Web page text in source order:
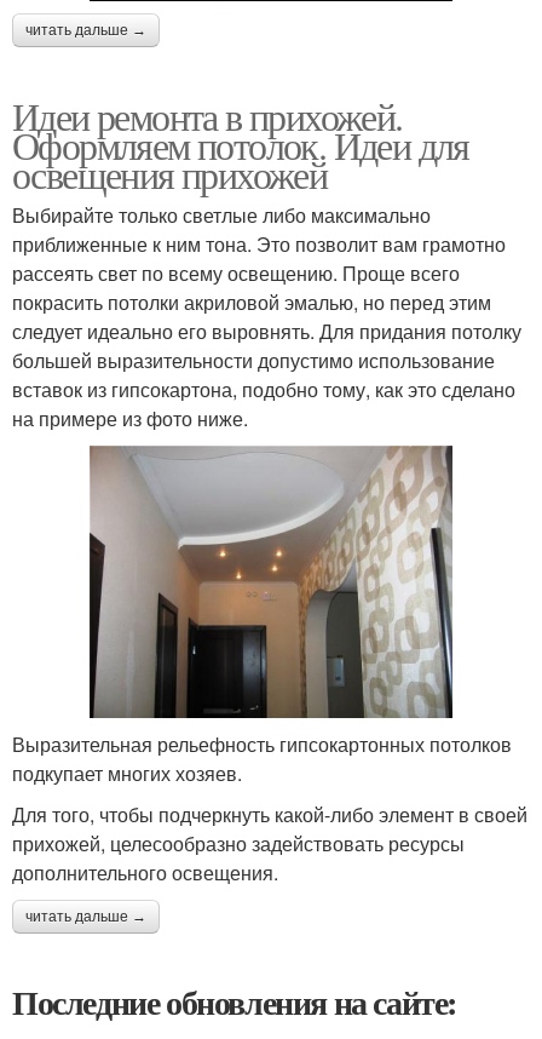
читать дальше →
Идеи ремонта в прихожей.
Оформляем потолок. Идеи для
освещения прихожей
Выбирайте только светлые либо максимально
приближенные к ним тона. Это позволит вам грамотно
рассеять свет по всему освещению. Проще всего
покрасить потолки акриловой эмалью, но перед этим
следует идеально его выровнять. Для придания потолку
большей выразительности допустимо использование
вставок из гипсокартона, подобно тому, как это сделано
на примере из фото ниже.
Выразительная рельефность гипсокартонных потолков
подкупает многих хозяев.
Для того, чтобы подчеркнуть какой-либо элемент в своей
прихожей, целесообразно задействовать ресурсы
дополнительного освещения.
читать дальше →
Последние обновления на сайте: